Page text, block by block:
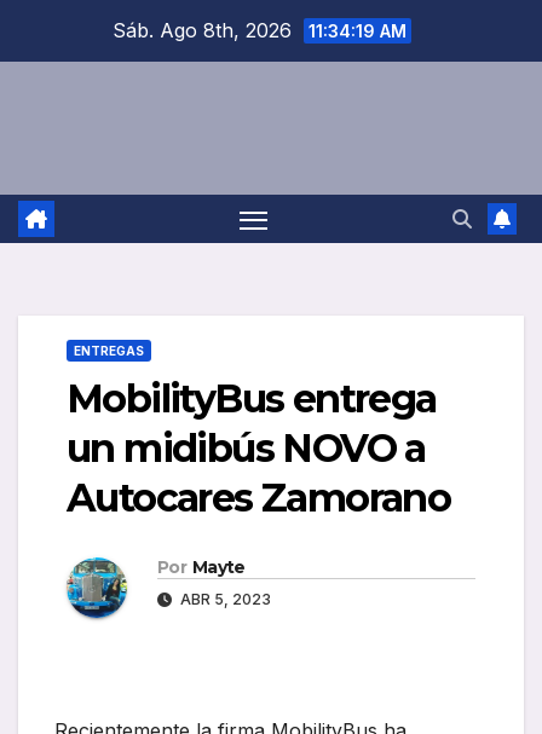
Sáb. Ago 8th, 2026 11:34:19 AM
ENTREGAS
MobilityBus entrega
un midibús NOVO a
Autocares Zamorano
Por Mayte
ABR 5, 2023